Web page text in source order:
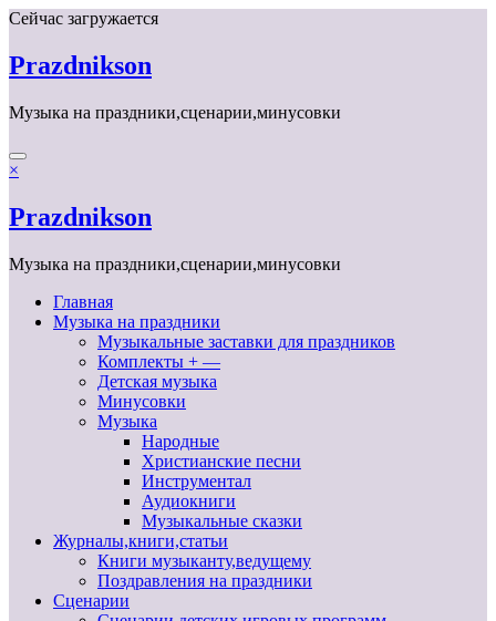
Перейти
содержимому
Сейчас загружается
Prazdnikson
Музыка на праздники,сценарии,минусовки
×
Prazdnikson
Музыка на праздники,сценарии,минусовки
Главная
Музыка на праздники
Музыкальные заставки для праздников
Комплекты + —
Детская музыка
Минусовки
Музыка
Народные
Христианские песни
Инструментал
Аудиокниги
Музыкальные сказки
Журналы,книги,статьи
Книги музыканту,ведущему
Поздравления на праздники
Сценарии